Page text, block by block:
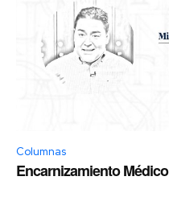
Columnas
Encarnizamiento Médico